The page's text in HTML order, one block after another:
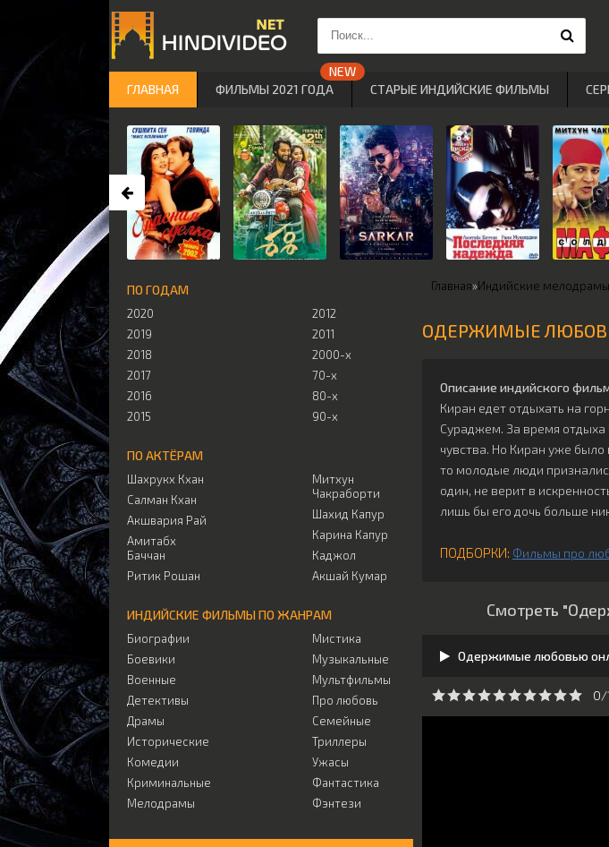
Главная»Индийские
ОДЕРЖИМЫЕ
Описание индийского
Киран едет отдыхать на
Сураджем. За время
чувства. Но Киран уже было
то молодые люди
один, не верит в
лишь бы его дочь больше
ПОДБОРКИ: Фильмы про
Смотреть
Одержимые любовью
0/
ПО ГОДАМ
2020
2019
2018
2017
2016
2015
2012
2011
2000-х
70-х
80-х
90-х
ПО АКТЁРАМ
Шахрукх Кхан
Салман Кхан
Акшвария Рай
Амитабх
Баччан
Ритик Рошан
Митхун
Чакраборти
Шахид Капур
Карина Капур
Каджол
Акшай Кумар
ИНДИЙСКИЕ ФИЛЬМЫ ПО ЖАНРАМ
Биографии
Боевики
Военные
Детективы
Драмы
Исторические
Комедии
Криминальные
Мелодрамы
Мистика
Музыкальные
Мультфильмы
Про любовь
Семейные
Триллеры
Ужасы
Фантастика
Фэнтези
ГЛАВНАЯ ФИЛЬМЫ 2021 ГОДА СТАРЫЕ ИНДИЙСКИЕ ФИЛЬМЫ